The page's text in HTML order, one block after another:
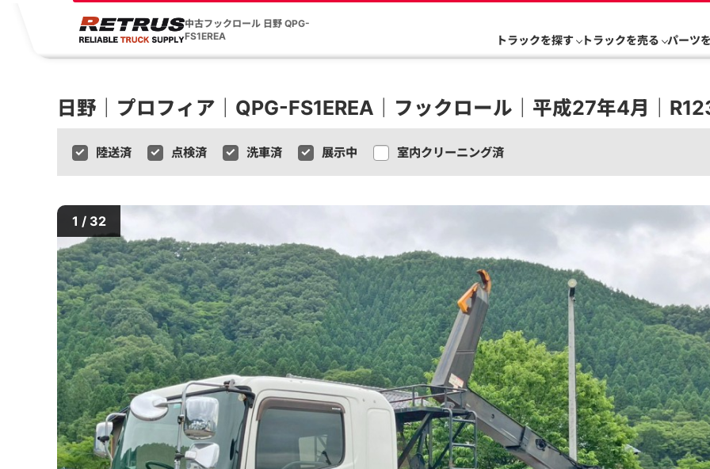
中古フックロール 日野 QPG-
FS1EREA
トラックを探す トラックを売る パーツ
日野｜プロフィア｜QPG-FS1EREA｜フックロール｜平成27年4月｜
陸送済 点検済 洗車済 展示中 室内クリーニング済
1 / 32